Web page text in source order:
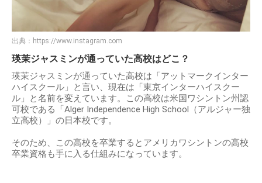
出典： https://www.instagram.com
瑛茉ジャスミンが通っていた高校はどこ？
瑛茉ジャスミンが通っていた高校は「アットマークインター
ハイスクール」と言い、現在は「東京インターハイスクー
ル」と名前を変えています。この高校は米国ワシントン州認
可校である「Alger Independence High School（アルジャー独
立高校）」の日本校です。
そのため、この高校を卒業するとアメリカワシントンの高校
卒業資格も手に入る仕組みになっています。